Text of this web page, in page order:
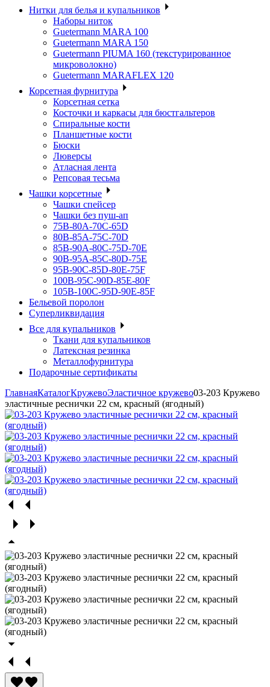
Нитки для белья и купальников
Наборы ниток
Guetermann MARA 100
Guetermann MARA 150
Guetermann PIUMA 160 (текстурированное
микроволокно)
Guetermann MARAFLEX 120
Корсетная фурнитура
Корсетная сетка
Косточки и каркасы для бюстгальтеров
Спиральные кости
Планшетные кости
Бюски
Люверсы
Атласная лента
Репсовая тесьма
Чашки корсетные
Чашки спейсер
Чашки без пуш-ап
75В-80А-70С-65D
80В-85А-75С-70D
85В-90А-80С-75D-70E
90B-95A-85C-80D-75E
95B-90C-85D-80E-75F
100B-95C-90D-85E-80F
105B-100C-95D-90E-85F
Бельевой поролон
Суперликвидация
Все для купальников
Ткани для купальников
Латексная резинка
Металлофурнитура
Подарочные сертификаты
ГлавнаяКаталогКружевоЭластичное кружево03-203 Кружево
эластичные реснички 22 см, красный (ягодный)